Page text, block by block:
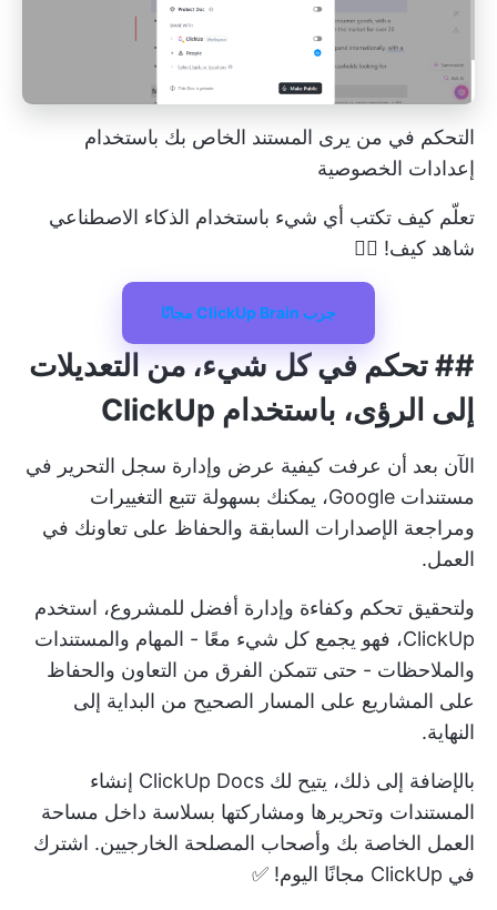
التحكم في من يرى المستند الخاص بك باستخدام
إعدادات الخصوصية
تعلّم كيف تكتب أي شيء باستخدام الذكاء الاصطناعي
شاهد كيف! 👇🏼
جرب ClickUp Brain مجانًا
##تحكم في كل شيء، من التعديلات
إلى الرؤى، باستخدام ClickUp
الآن بعد أن عرفت كيفية عرض وإدارة سجل التحرير في
مستندات Google، يمكنك بسهولة تتبع التغييرات
ومراجعة الإصدارات السابقة والحفاظ على تعاونك في
العمل.
ولتحقيق تحكم وكفاءة وإدارة أفضل للمشروع، استخدم
ClickUp، فهو يجمع كل شيء معًا - المهام والمستندات
والملاحظات - حتى تتمكن الفرق من التعاون والحفاظ
على المشاريع على المسار الصحيح من البداية إلى
النهاية.
بالإضافة إلى ذلك، يتيح لك ClickUp Docs إنشاء
المستندات وتحريرها ومشاركتها بسلاسة داخل مساحة
العمل الخاصة بك وأصحاب المصلحة الخارجيين. اشترك
في ClickUp
مجانًا اليوم! ✅